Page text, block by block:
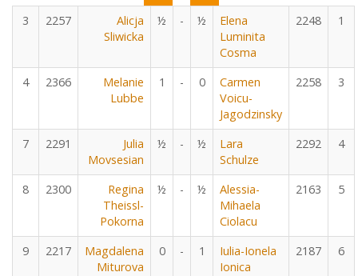
3
2257
Alicja
Sliwicka
½ - ½
Elena
Luminita
Cosma
2248 1
4 2366
Melanie
Lubbe
1 - 0
Carmen
Voicu-
Jagodzinsky
2258 3
7 2291
Julia
Movsesian
½ - ½
Lara
Schulze
2292 4
8 2300
Regina
Theissl-
Pokorna
½ - ½
Alessia-
Mihaela
Ciolacu
2163 5
9 2217
Magdalena
Miturova
0 - 1
Iulia-Ionela
Ionica
2187 6